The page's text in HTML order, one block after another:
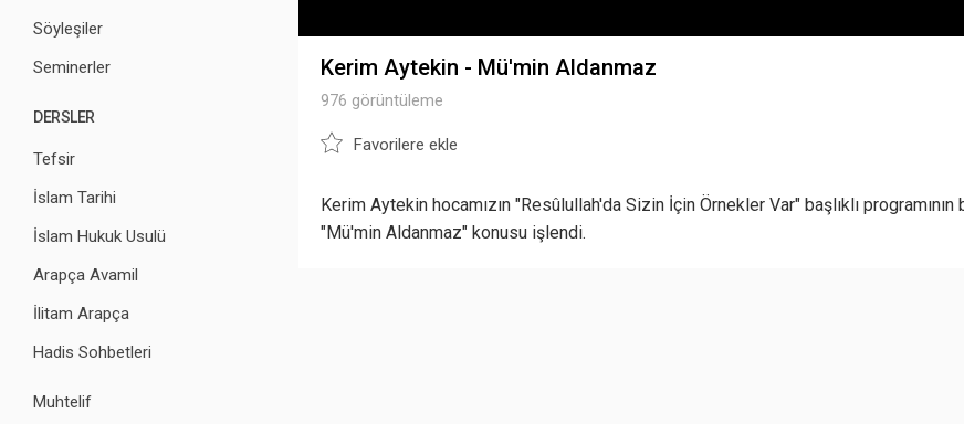
Söyleşiler
Seminerler
DERSLER
Tefsir
İslam Tarihi
İslam Hukuk Usulü
Arapça Avamil
İlitam Arapça
Hadis Sohbetleri
Muhtelif
Kerim Aytekin - Mü'min Aldanmaz
976 görüntüleme
Favorilere ekle
Kerim Aytekin hocamızın "Resûlullah'da Sizin İçin Örnekler Var" başlıklı programının
"Mü'min Aldanmaz" konusu işlendi.